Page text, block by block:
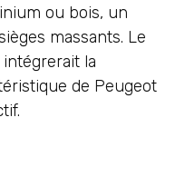
ou bois, un
massants. Le
la
de Peugeot